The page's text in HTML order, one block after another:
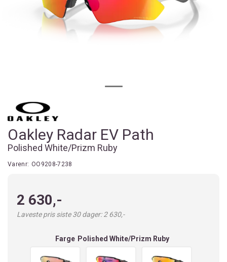
Oakley Radar EV Path
Polished White/Prizm Ruby
Varenr: OO9208-7238
2 630,-
Laveste pris siste 30 dager: 2 630,-
Farge Polished White/Prizm Ruby